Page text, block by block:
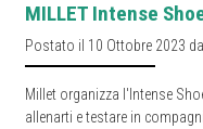
MILLET Intense
Postato il 10 Ottobre 2023 da
Millet organizza l'Intense
allenarti e testare in